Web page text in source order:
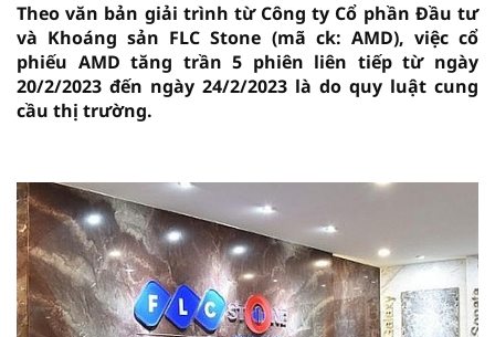
Theo văn bản giải trình từ Công ty Cổ phần Đầu tư
và Khoáng sản FLC Stone (mã ck: AMD), việc cổ
phiếu AMD tăng trần 5 phiên liên tiếp từ ngày
20/2/2023 đến ngày 24/2/2023 là do quy luật cung
cầu thị trường.